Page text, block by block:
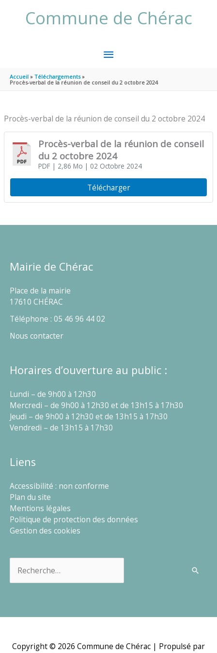
Commune de Chérac
MENU
PRINCIPAL
Accueil
Téléchargements
Procès-verbal de la réunion de conseil du 2 octobre 2024
Procès-verbal de la réunion de conseil du 2 octobre 2024
Procès-verbal de la réunion de conseil
du 2 octobre 2024
PDF| 2,86 Mo | 02 Octobre 2024
Télécharger
Mairie de Chérac
Place de la mairie
17610 CHÉRAC
Téléphone : 05 46 96 44 02
Nous contacter
Horaires d’ouverture au public :
Lundi – de 9h00 à 12h30
Mercredi – de 9h00 à 12h30 et de 13h15 à 17h30
Jeudi – de 9h00 à 12h30 et de 13h15 à 17h30
Vendredi – de 13h15 à 17h30
Liens
Accessibilité : non conforme
Plan du site
Mentions légales
Politique de protection des données
Gestion des cookies
Copyright © 2026 Commune de Chérac | Propulsé par